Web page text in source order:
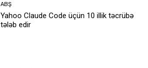
ABŞ
Yahoo Claude Code üçün 10 illik təcrübə
tələb edir